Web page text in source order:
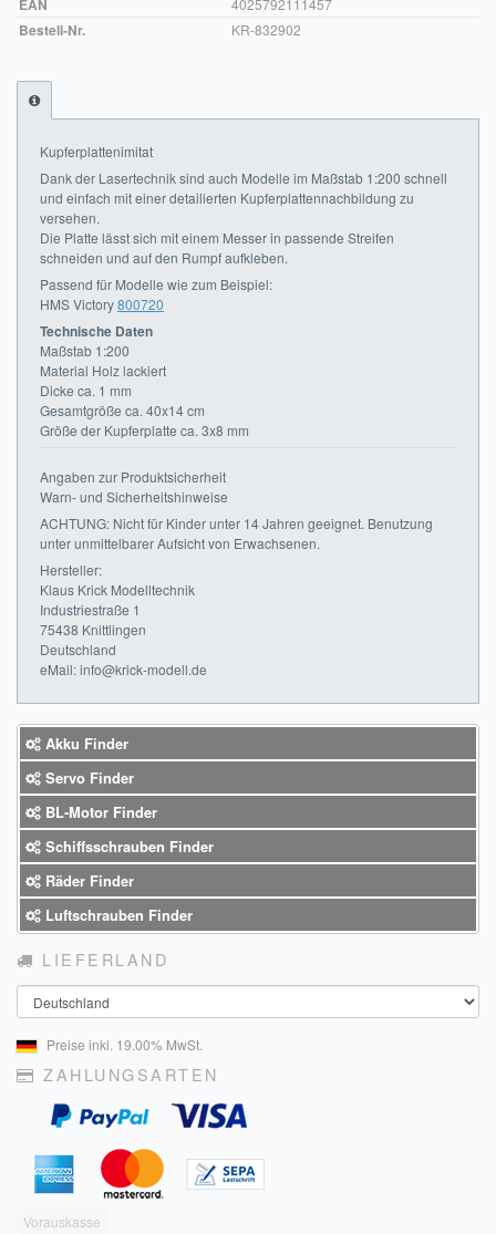
Was wir bieten
Unsere Philosophie
KONTAKT
MEIN KONTO
WARENKORB
EAN
Bestell-Nr. KR-832902
Kupferplattenimitat
Dank der Lasertechnik sind auch Modelle im Maßstab 1:200 schnell
und einfach mit einer detailierten Kupferplattennachbildung zu
versehen.
Die Platte lässt sich mit einem Messer in passende Streifen
schneiden und auf den Rumpf aufkleben.
Passend für Modelle wie zum Beispiel:
HMS Victory800720
Technische Daten
Maßstab 1:200
Material Holz lackiert
Dicke ca. 1 mm
Gesamtgröße ca. 40x14 cm
Größe der Kupferplatte ca. 3x8 mm
Angaben zur Produktsicherheit
Warn- und Sicherheitshinweise
ACHTUNG: Nicht für Kinder unter 14 Jahren geeignet. Benutzung
unter unmittelbarer Aufsicht von Erwachsenen.
Hersteller:
Klaus Krick Modelltechnik
Industriestraße 1
75438 Knittlingen
Deutschland
eMail: info@krick-modell.de
Akku Finder
Servo Finder
BL-Motor Finder
Schiffsschrauben Finder
Räder Finder
Luftschrauben Finder
LIEFERLAND
Land
Preise inkl. 19.00% MwSt.
ZAHLUNGSARTEN
Vorauskasse